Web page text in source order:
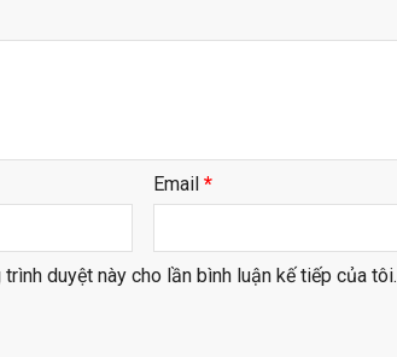
Email*
duyệt này cho lần bình luận kế tiếp của tôi.